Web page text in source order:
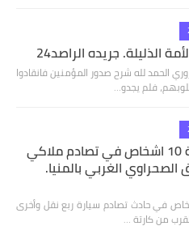
الذليلة. جريده الراصد24
الحمد لله شرح صدور المؤمنين فانقادوا
فلم يجدو…
بالأسماء ... اصابة 10 اشخاص في تصادم ملاكي
الصحراوي الغربي بالمنيا.
مصطفى الكومى أصيب 10 أشخاص في حادث تصادم سيارة ربع نقل وأخرى
من كارتة …